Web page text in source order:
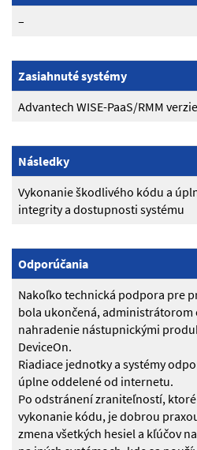
–
Zasiahnuté systémy
Advantech WISE-PaaS/RMM
Následky
Vykonanie škodlivého kódu a
integrity a dostupnosti systému
Odporúčania
Nakoľko technická podpora pre
bola ukončená, administrátorom
nahradenie nástupnickými
DeviceOn.
Riadiace jednotky a systémy
úplne oddelené od internetu.
Po odstránení zraniteľností,
vykonanie kódu, je dobrou
zmena všetkých hesiel a kľúčov